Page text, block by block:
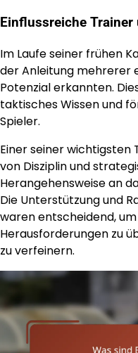
Einflussreiche
Im Laufe seiner frühen
der Anleitung mehrerer
Potenzial erkannten.
taktisches Wissen und
Spieler.
Einer seiner
von Disziplin und
Herangehensweise an
Die Unterstützung und
waren entscheidend,
Herausforderungen zu
zu verfeinern.